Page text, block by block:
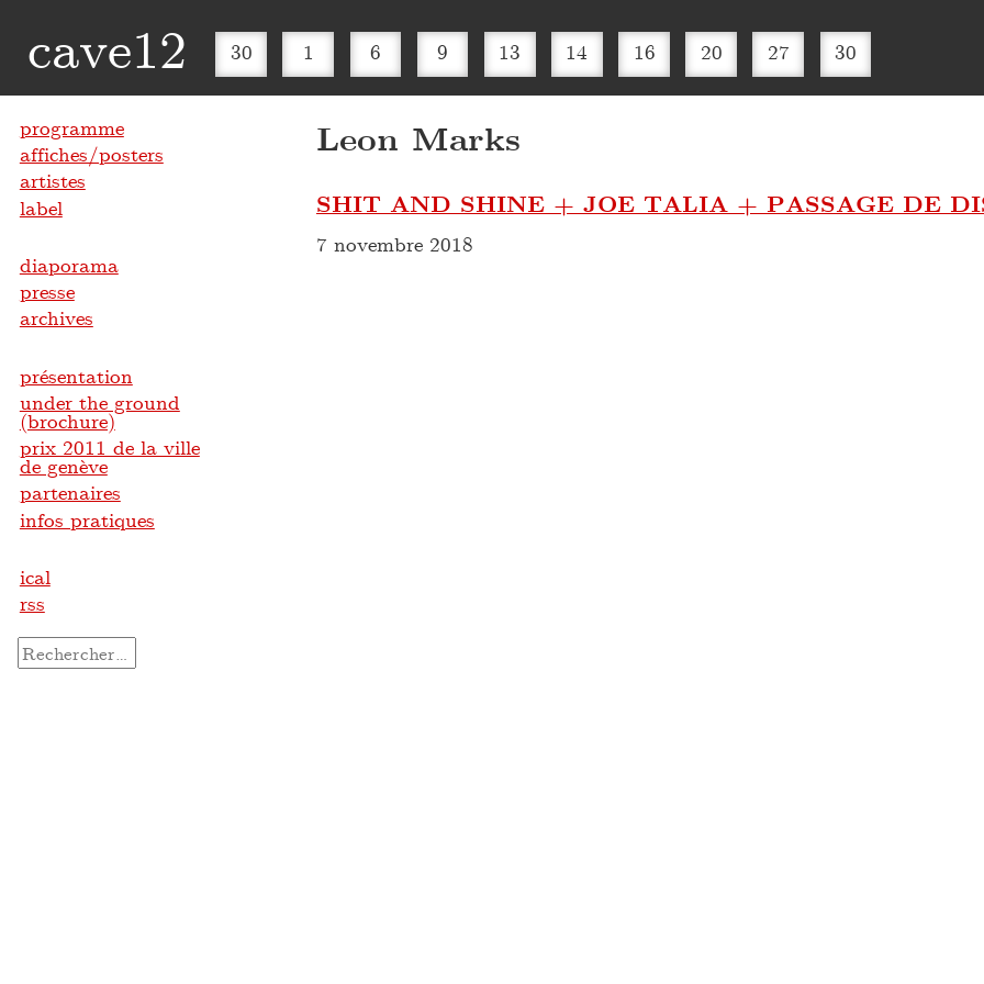
cave12 30 1 6 9 13 14 16 20 27 30
Leon Marks
SHIT AND SHINE + JOE TALIA + PASSAGE DE
7 novembre 2018
programme
affiches/posters
artistes
label
diaporama
presse
archives
présentation
under the ground
(brochure)
prix 2011 de la ville
de genève
partenaires
infos pratiques
ical
rss
Rechercher :